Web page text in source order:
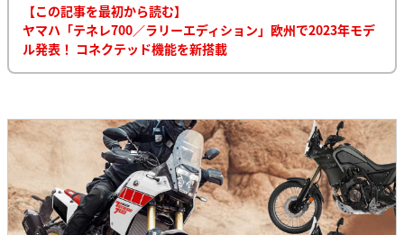
【この記事を最初から読む】
ヤマハ「テネレ700／ラリーエディション」欧州で2023年モデ
ル発表！ コネクテッド機能を新搭載